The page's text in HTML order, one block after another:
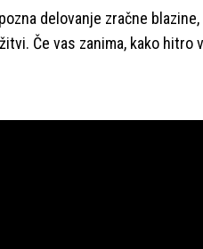
delovanje zračne
Če vas zanima, kako